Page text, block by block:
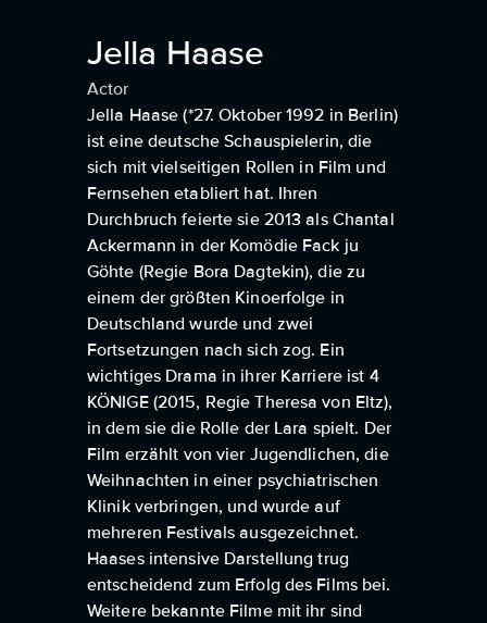
Jella Haase
Actor
Jella Haase (*27. Oktober 1992 in Berlin)
ist eine deutsche Schauspielerin, die
sich mit vielseitigen Rollen in Film und
Fernsehen etabliert hat. Ihren
Durchbruch feierte sie 2013 als Chantal
Ackermann in der Komödie Fack ju
Göhte (Regie Bora Dagtekin), die zu
einem der größten Kinoerfolge in
Deutschland wurde und zwei
Fortsetzungen nach sich zog. Ein
wichtiges Drama in ihrer Karriere ist 4
KÖNIGE (2015, Regie Theresa von Eltz),
in dem sie die Rolle der Lara spielt. Der
Film erzählt von vier Jugendlichen, die
Weihnachten in einer psychiatrischen
Klinik verbringen, und wurde auf
mehreren Festivals ausgezeichnet.
Haases intensive Darstellung trug
entscheidend zum Erfolg des Films bei.
Weitere bekannte Filme mit ihr sind